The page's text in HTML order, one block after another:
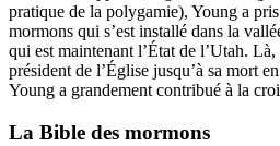
pratique de la polygamie), Young a
mormons qui s’est installé dans la
qui est maintenant l’État de l’Utah.
président de l’Église jusqu’à sa mort
Young a grandement contribué à la
La Bible des mormons